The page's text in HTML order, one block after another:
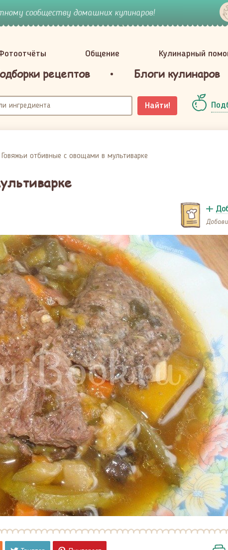
сообществу домашних кулинаров!
Общение Кулинарный
рецептов Блоги кулинаров
Найти!
Говяжьи отбивные с овощами в мультиварке